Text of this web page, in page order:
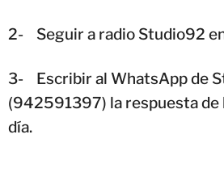
2- Seguir a radio Studio92
3- Escribir al WhatsApp de
(942591397) la respuesta de
día.